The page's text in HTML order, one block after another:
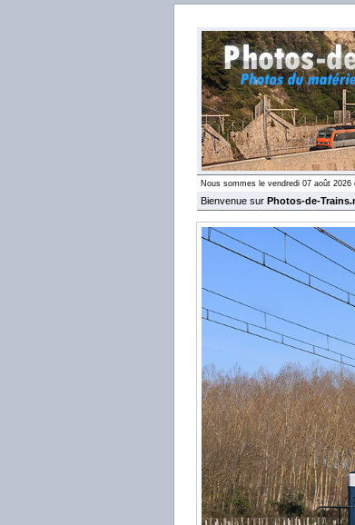
Nous sommes le vendredi 07 août 2026
Bienvenue sur Photos-de-